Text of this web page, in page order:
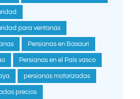
para ventanas
Persianas en Basauri
Persianas en el País vasco
persianas motorizadas
precios